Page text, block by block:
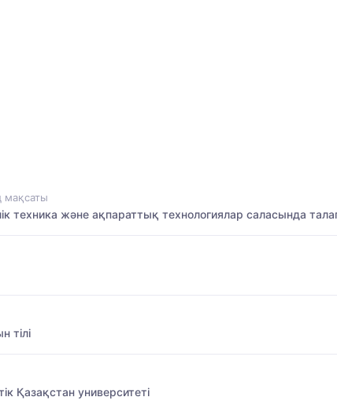
мақсаты
техника және ақпараттық технологиялар саласында
тілі
Қазақстан университеті